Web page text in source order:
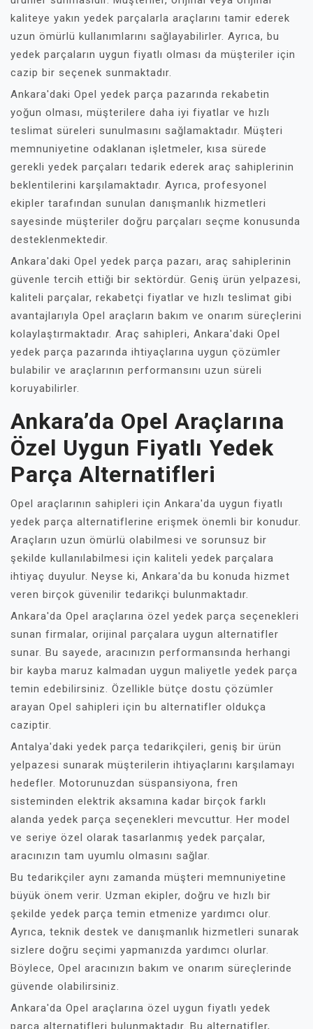
kaliteye yakın yedek parçalarla araçlarını tamir ederek
uzun ömürlü kullanımlarını sağlayabilirler. Ayrıca, bu
yedek parçaların uygun fiyatlı olması da müşteriler için
cazip bir seçenek sunmaktadır.
Ankara'daki Opel yedek parça pazarında rekabetin
yoğun olması, müşterilere daha iyi fiyatlar ve hızlı
teslimat süreleri sunulmasını sağlamaktadır. Müşteri
memnuniyetine odaklanan işletmeler, kısa sürede
gerekli yedek parçaları tedarik ederek araç sahiplerinin
beklentilerini karşılamaktadır. Ayrıca, profesyonel
ekipler tarafından sunulan danışmanlık hizmetleri
sayesinde müşteriler doğru parçaları seçme konusunda
desteklenmektedir.
Ankara'daki Opel yedek parça pazarı, araç sahiplerinin
güvenle tercih ettiği bir sektördür. Geniş ürün yelpazesi,
kaliteli parçalar, rekabetçi fiyatlar ve hızlı teslimat gibi
avantajlarıyla Opel araçların bakım ve onarım süreçlerini
kolaylaştırmaktadır. Araç sahipleri, Ankara'daki Opel
yedek parça pazarında ihtiyaçlarına uygun çözümler
bulabilir ve araçlarının performansını uzun süreli
koruyabilirler.
Ankara’da Opel Araçlarına
Özel Uygun Fiyatlı Yedek
Parça Alternatifleri
Opel araçlarının sahipleri için Ankara'da uygun fiyatlı
yedek parça alternatiflerine erişmek önemli bir konudur.
Araçların uzun ömürlü olabilmesi ve sorunsuz bir
şekilde kullanılabilmesi için kaliteli yedek parçalara
ihtiyaç duyulur. Neyse ki, Ankara'da bu konuda hizmet
veren birçok güvenilir tedarikçi bulunmaktadır.
Ankara'da Opel araçlarına özel yedek parça seçenekleri
sunan firmalar, orijinal parçalara uygun alternatifler
sunar. Bu sayede, aracınızın performansında herhangi
bir kayba maruz kalmadan uygun maliyetle yedek parça
temin edebilirsiniz. Özellikle bütçe dostu çözümler
arayan Opel sahipleri için bu alternatifler oldukça
caziptir.
Antalya'daki yedek parça tedarikçileri, geniş bir ürün
yelpazesi sunarak müşterilerin ihtiyaçlarını karşılamayı
hedefler. Motorunuzdan süspansiyona, fren
sisteminden elektrik aksamına kadar birçok farklı
alanda yedek parça seçenekleri mevcuttur. Her model
ve seriye özel olarak tasarlanmış yedek parçalar,
aracınızın tam uyumlu olmasını sağlar.
Bu tedarikçiler aynı zamanda müşteri memnuniyetine
büyük önem verir. Uzman ekipler, doğru ve hızlı bir
şekilde yedek parça temin etmenize yardımcı olur.
Ayrıca, teknik destek ve danışmanlık hizmetleri sunarak
sizlere doğru seçimi yapmanızda yardımcı olurlar.
Böylece, Opel aracınızın bakım ve onarım süreçlerinde
güvende olabilirsiniz.
Ankara'da Opel araçlarına özel uygun fiyatlı yedek
parça alternatifleri bulunmaktadır. Bu alternatifler,